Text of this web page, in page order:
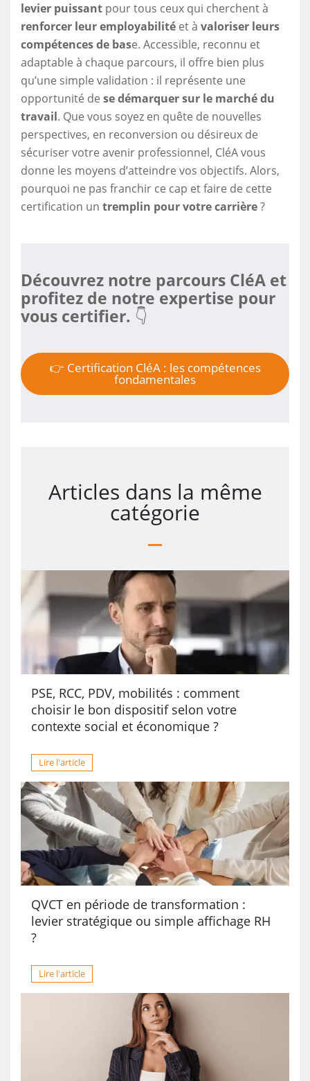
levier puissant pour tous ceux qui cherchent à
renforcer leur employabilité et à valoriser leurs
compétences de base. Accessible, reconnu et
adaptable à chaque parcours, il offre bien plus
qu’une simple validation : il représente une
opportunité de se démarquer sur le marché du
travail. Que vous soyez en quête de nouvelles
perspectives, en reconversion ou désireux de
sécuriser votre avenir professionnel, CléA vous
donne les moyens d’atteindre vos objectifs. Alors,
pourquoi ne pas franchir ce cap et faire de cette
certification un tremplin pour votre carrière?
Découvrez notre parcours CléA et
profitez de notre expertise pour
vous certifier. 👇
👉 Certification CléA : les compétences
fondamentales
Articles dans la même
catégorie
PSE, RCC, PDV, mobilités : comment
choisir le bon dispositif selon votre
contexte social et économique ?
Lire l'article
QVCT en période de transformation :
levier stratégique ou simple affichage RH
?
Lire l'article